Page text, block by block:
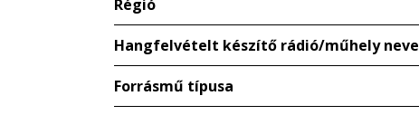
Régió
Hangfelvételt készítő rádió/műhely neve
Forrásmű típusa